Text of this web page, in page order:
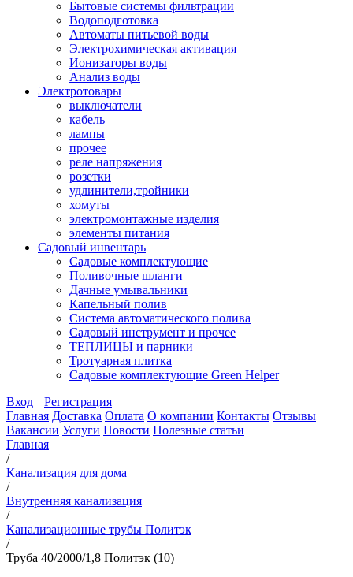
Бытовые системы фильтрации
Водоподготовка
Автоматы питьевой воды
Электрохимическая активация
Ионизаторы воды
Анализ воды
Электротовары
выключатели
кабель
лампы
прочее
реле напряжения
розетки
удлинители,тройники
хомуты
электромонтажные изделия
элементы питания
Садовый инвентарь
Садовые комплектующие
Поливочные шланги
Дачные умывальники
Капельный полив
Система автоматического полива
Садовый инструмент и прочее
ТЕПЛИЦЫ и парники
Тротуарная плитка
Садовые комплектующие Green Helper
Вход
Регистрация
Главная Доставка Оплата О компании Контакты Отзывы
Вакансии Услуги Новости Полезные статьи
Главная
/
Канализация для дома
/
Внутренняя канализация
/
Канализационные трубы Политэк
/
Труба 40/2000/1,8 Политэк (10)